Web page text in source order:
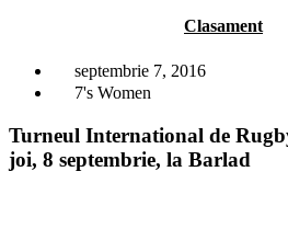
Clasament
septembrie 7, 2016
7's Women
Turneul International de
joi, 8 septembrie, la Barlad